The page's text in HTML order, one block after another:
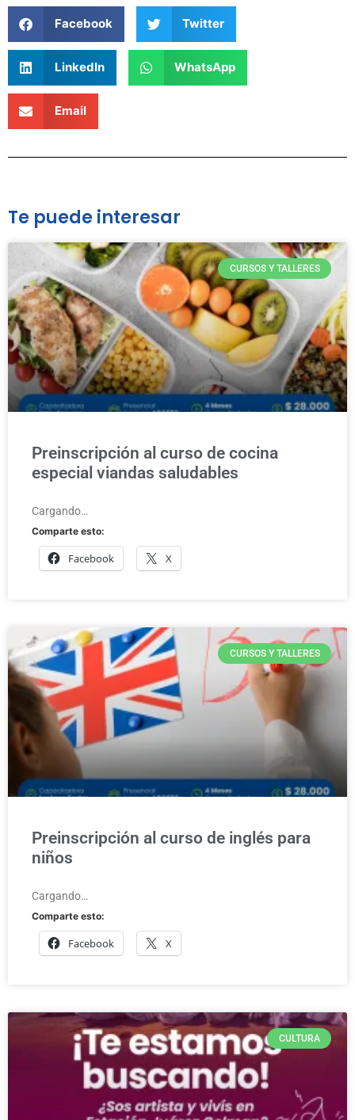
Facebook Twitter
LinkedIn WhatsApp
Email
Te puede interesar
CURSOS Y TALLERES
Preinscripción al curso de cocina
especial viandas saludables
Cargando…
Comparte esto:
Facebook X
CURSOS Y TALLERES
Preinscripción al curso de inglés para
niños
Cargando…
Comparte esto:
Facebook X
CULTURA